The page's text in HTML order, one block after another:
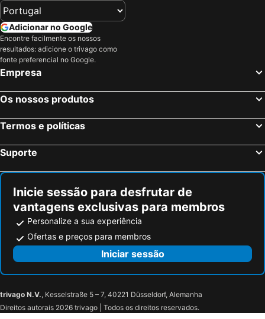
Adicionar no Google
Encontre facilmente os nossos
resultados: adicione o trivago como
fonte preferencial no Google.
Empresa
Os nossos produtos
Termos e políticas
Suporte
Inicie sessão para desfrutar de
vantagens exclusivas para membros
Personalize a sua experiência
Ofertas e preços para membros
Iniciar sessão
trivago N.V., Kesselstraße 5 – 7, 40221 Düsseldorf, Alemanha
Direitos autorais 2026 trivago | Todos os direitos reservados.